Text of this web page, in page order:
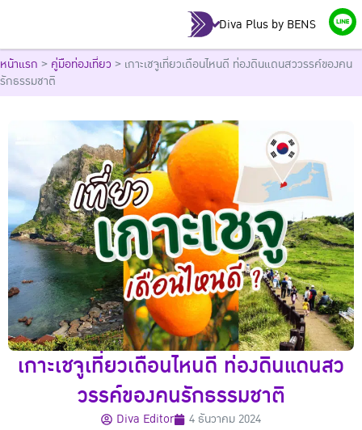
Diva Plus by BENS
หน้าแรก > คู่มือท่องเที่ยว > เกาะเชจูเที่ยวเดือนไหนดี ท่องดินแดนสววรรค์ของคน
รักธรรมชาติ
เกาะเชจูเที่ยวเดือนไหนดี ท่องดินแดนสว
วรรค์ของคนรักธรรมชาติ
Diva Editor 4 ธันวาคม 2024